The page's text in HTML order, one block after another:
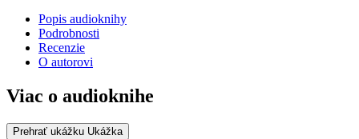
Popis audioknihy
Podrobnosti
Recenzie
O autorovi
Viac o audioknihe
Prehrať ukážku Ukážka